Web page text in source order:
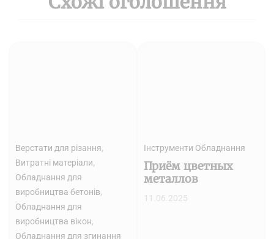
Верстати для різання,
Витратні матеріали,
Обладнання для
виробництва бетонів,
Обладнання для
виробництва вікон,
Обладнання для згинання
Інструменти Обладнання
Приём цветных
металлов
11.06.2025